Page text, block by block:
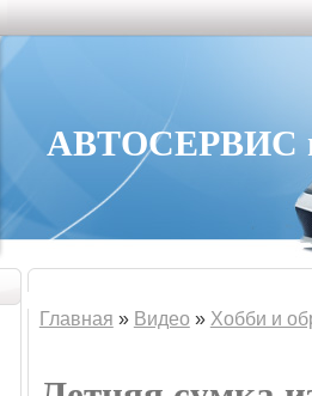
АВТОСЕРВИС в
Главная » Видео » Хобби и